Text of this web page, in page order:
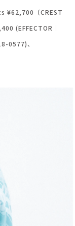
（CREST
(EFFECTOR｜
0577)、